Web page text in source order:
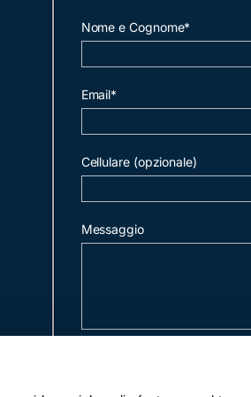
Nome e Cognome*
Email*
Cellulare (opzionale)
Messaggio